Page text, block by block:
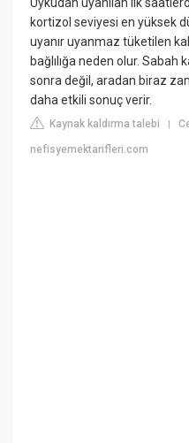
kortizol seviyesi en yüksek
uyanır uyanmaz tüketilen
bağlılığa neden olur. Sabah
sonra değil, aradan biraz
daha etkili sonuç verir.
Kaynak kaldırma talebi |
nefisyemektarifleri.com